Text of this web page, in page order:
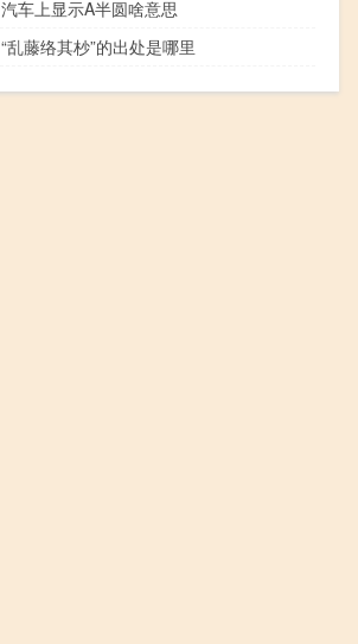
汽车上显示A半圆啥意思
“乱藤络其杪”的出处是哪里